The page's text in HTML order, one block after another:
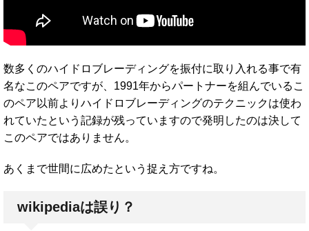
数多くのハイドロブレーディングを振付に取り入れる事で有
名なこのペアですが、1991年からパートナーを組んでいるこ
のペア以前よりハイドロブレーディングのテクニックは使わ
れていたという記録が残っていますので発明したのは決して
このペアではありません。
あくまで世間に広めたという捉え方ですね。
wikipediaは誤り？